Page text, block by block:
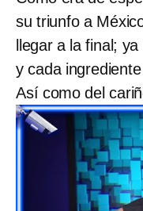
su triunfo a
llegar a la final;
y cada
Así como del